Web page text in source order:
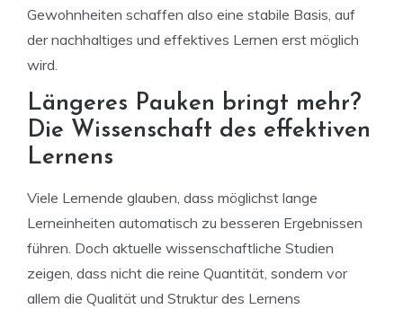
Gewohnheiten schaffen also eine stabile Basis, auf
der nachhaltiges und effektives Lernen erst möglich
wird.
Längeres Pauken bringt mehr?
Die Wissenschaft des effektiven
Lernens
Viele Lernende glauben, dass möglichst lange
Lerneinheiten automatisch zu besseren Ergebnissen
führen. Doch aktuelle wissenschaftliche Studien
zeigen, dass nicht die reine Quantität, sondern vor
allem die Qualität und Struktur des Lernens